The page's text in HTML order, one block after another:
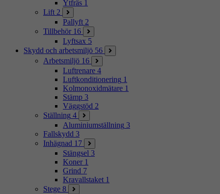
Ytfräs 1
Lift 2
Pallyft 2
Tillbehör 16
Lyftsax 5
Skydd och arbetsmiljö 56
Arbetsmiljö 16
Luftrenare 4
Luftkonditionering 1
Kolmonoxidmätare 1
Stämp 3
Väggstöd 2
Ställning 4
Aluminiumställning 3
Fallskydd 3
Inhägnad 17
Stängsel 3
Koner 1
Grind 7
Kravallstaket 1
Stege 8